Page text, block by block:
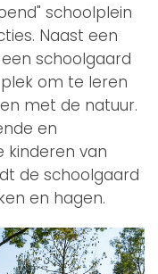
schoolplein
Naast een
schoolgaard
om te leren
met de natuur.
en
kinderen van
de schoolgaard
en hagen.